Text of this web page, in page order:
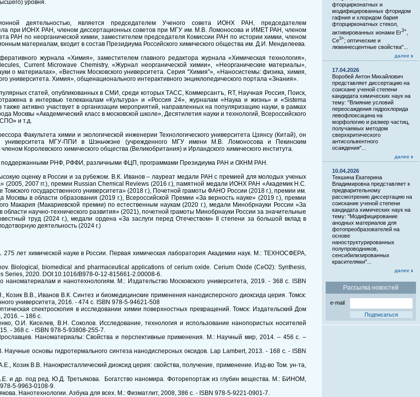
уровня.
деятельностью, является председателем Ученого совета ИОНХ РАН, председателем
при ИОНХ РАН, членом диссертационных советов при МГУ им. М.В. Ломоносова и ИМЕТ РАН, членом
РАН по неорганической химии, заместителем председателя Комиссии РАН по истории химии, членом
материалам, входит в состав Президиума Российского химического общества им. Д.И. Менделеева.
журнала «Химия», заместителем главного редактора журнала «Химическая технология»,
Current Microwave Chemistry, «Журнал неорганической химии», «Неорганические материалы»,
о материалах», «Вестник Московского университета. Серия "Химия"», «Наносистемы: физика, химия,
университета. Химия», общенационального интерактивного энциклопедического портала «Знания».
статей, опубликованных в СМИ, среди которых ТАСС, Коммерсантъ, RT, Научная Россия, Поиск,
в интервью телеканалам «Культура» и «Россия 24», журналам «Наука и жизнь» и «Sistema
активно участвует в организации мероприятий, направленных на популяризацию науки, в рамках
Москвы «Академический класс в московской школе», Десятилетия науки и технологий, Всероссийского
и т.д.
Факультета химии и экологической инженерии Технологического университета Цзянсу (Китай), он
университета МГУ-ППИ в Шэньчжэне (учрежденного МГУ имени М.В. Ломоносова и Пекинским
Королевского химического общества (Великобритания) и Ирландского химического института.
поддержанными РНФ, РФФИ, различными ФЦП, программами Президиума РАН и ОХНМ РАН.
оценку в России и за рубежом. В.К. Иванов – лауреат медали РАН с премией для молодых ученых
(2005, 2007 гг.), премии Russian Chemical Reviews (2016 г.), памятной медали ИОНХ РАН «Академик Н.С.
Томского государственного университета» (2018 г.), Почетной грамоты ФАНО России (2018 г.), премии им.
в области образования (2019 г.), Всероссийской Премии «За верность науке» (2019 г.), премии
Макария (Макариевской премии) по естественным наукам (2020 г.), медали Минобрнауки России «За
области научно-технического развития» (2021), почетной грамоты Минобрнауки России за значительные
труд (2024 г.), медали ордена «За заслуги перед Отечеством» II степени за большой вклад в
деятельность (2024 г.)
лет химической науке в России. Первая химическая лаборатория Академии наук. М.: ТЕХНОСФЕРА,
Biological, biomedical and pharmaceutical applications of cerium oxide. Cerium Oxide (CeO2): Synthesis,
Series, 2020. DOI:10.1016/B978-0-12-815661-2.00008-6.
и нанотехнологиям. М.: Издательство Московского университета, 2019. - 368 с. ISBN
В.В., Иванов В.К. Синтез и биомедицинские применения нанодисперсного диоксида церия. Томск:
университета, 2016. - 474 с. ISBN 978-5-94621-508
спектроскопия в исследовании химии поверхностных превращений. Томск: Издательский Дом
2016. – 186 с.
О.И. Киселев, В.Н. Соколов. Исследование, технология и использование нанопористых носителей
- 368 с. - ISBN 978-5-93808-255-7.
Наноматериалы: Свойства и перспективные применения. М.: Научный мир, 2014. – 456 с. –
основы гидротермального синтеза нанодисперсных оксидов. Lap Lambert, 2013. - 168 c. - ISBN
Козик В.В. Нанокристаллический диоксид церия: свойства, получение, применение. Изд-во Том. ун-та,
и др. под ред. Ю.Д. Третьякова. Богатство наномира. Фоторепортаж из глубин вещества. М.: БИНОМ,
5-9963-0108-9.
Нанотехнологии. Азбука для всех. М.: Физматлит, 2008, 386 с. - ISBN 978-5-9221-0901-7.
фторцирконатных и
модифицированных фторидом
гафния и хлоридом бария
фторцирконатных стекол,
активированных ионами Er3+
Ce3+; оптические и
люминесцентные свойства"...
далее
17.04.2026
Воробей Антон Михайлович
представляет диссертацию на
соискане ученой степени
кандидата химических наук на
тему: "Влияние условий
переосаждения гидрохлорида
левофлоксацина на
морфологию и размер частиц,
получаемых методом
сверхкритического
антисольвентного
осаждения"...
далее
10.04.2026
Текшина Екатерина
Владимировна представляет к
предварительному
рассмотрению диссертацию на
соискание ученой степени
кандидата химических наук на
тему: "Модифицирование
анодных материалов для
фотопреобразователей на
основе
наноструктурированных
полупроводников,
сенсибилизированных
красителями"...
далее
Рассылка новостей
e-mail